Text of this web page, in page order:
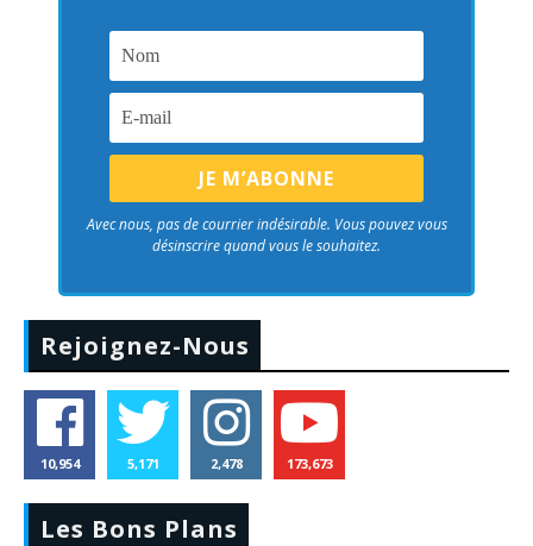
Avec nous, pas de courrier indésirable. Vous pouvez vous
désinscrire quand vous le souhaitez.
Rejoignez-Nous
10,954 5,171 2,478 173,673
Les Bons Plans